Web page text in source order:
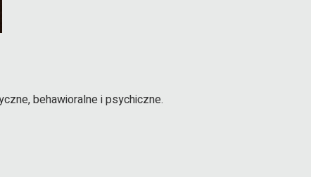
behawioralne i psychiczne.